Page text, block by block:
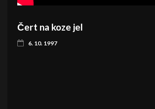
Čert na koze jel
6. 10. 1997